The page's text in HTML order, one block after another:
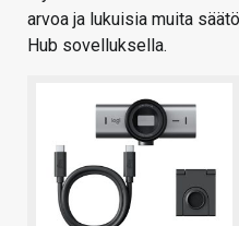
arvoa ja lukuisia muita
Hub sovelluksella.